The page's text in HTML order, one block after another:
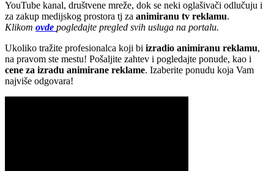
YouTube kanal, društvene mreže, dok se neki oglašivači odlučuju i
za zakup medijskog prostora tj za animiranu tv reklamu.
Klikom ovde pogledajte pregled svih usluga na portalu.
Ukoliko tražite profesionalca koji bi izradio animiranu reklamu,
na pravom ste mestu! Pošaljite zahtev i pogledajte ponude, kao i
cene za izradu animirane reklame. Izaberite ponudu koja Vam
najviše odgovara!